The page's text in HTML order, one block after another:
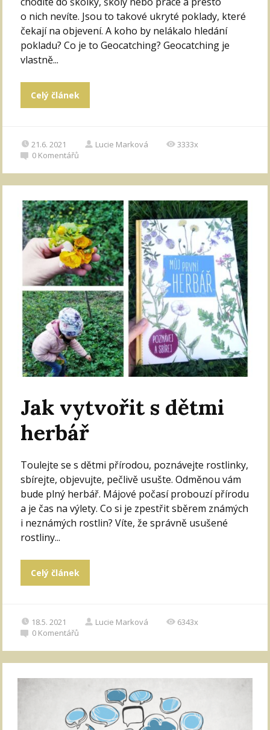
o nich nevíte. Jsou to takové ukryté poklady, které
čekají na objevení. A koho by nelákalo hledání
pokladu? Co je to Geocatching? Geocatching je
vlastně...
Celý článek
21.6. 2021 Lucie Marková
3333x
0 Komentářů
Jak vytvořit s dětmi
herbář
Toulejte se s dětmi přírodou, poznávejte rostlinky,
sbírejte, objevujte, pečlivě usušte. Odměnou vám
bude plný herbář. Májové počasí probouzí přírodu
a je čas na výlety. Co si je zpestřit sběrem známých
i neznámých rostlin? Víte, že správně usušené
rostliny...
Celý článek
18.5. 2021 Lucie Marková
6343x
0 Komentářů